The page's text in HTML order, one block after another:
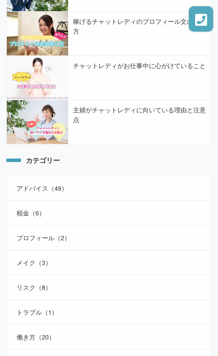
稼げるチャットレディのプロフィール文の作り
方
チャットレディがお仕事中に心がけていること
主婦がチャットレディに向いている理由と注意
点
カテゴリー
アドバイス（49）
税金（6）
プロフィール（2）
メイク（3）
リスク（8）
トラブル（1）
働き方（20）